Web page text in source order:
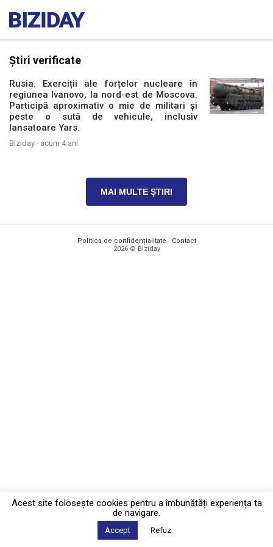
Știri verificate
Rusia. Exerciții ale forțelor nucleare în
regiunea Ivanovo, la nord-est de Moscova.
Participă aproximativ o mie de militari și
peste o sută de vehicule, inclusiv
lansatoare Yars.
Biziday · acum 4 ani
MAI MULTE ȘTIRI
Politica de confidențialitate · Contact
2026 © Biziday
Acest site foloseşte cookies pentru a îmbunătăți experiența ta
de navigare.
Accept Refuz